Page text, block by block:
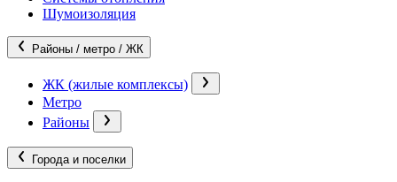
Шумоизоляция
Районы / метро / ЖК
ЖК (жилые комплексы)
Метро
Районы
Города и поселки